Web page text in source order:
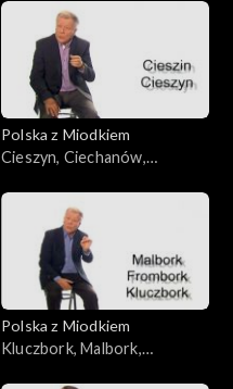
Polska z Miodkiem
Cieszyn, Ciechanów,
Polska z Miodkiem
Kluczbork, Malbork,